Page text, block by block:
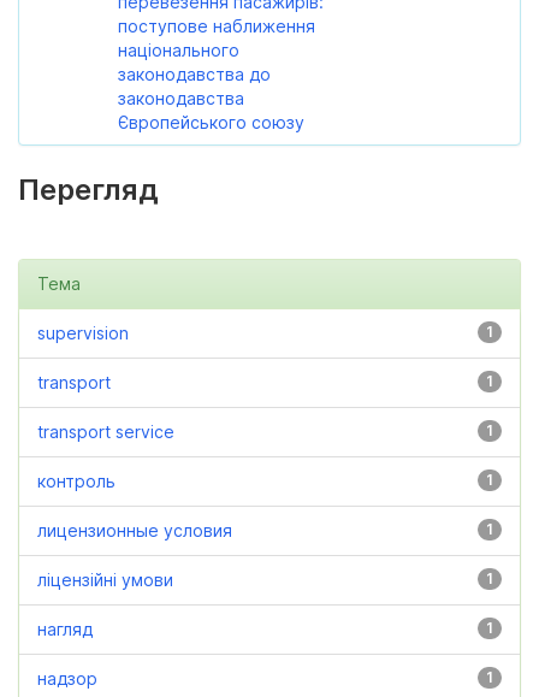
поступове наближення
національного
законодавства до
законодавства
Європейського союзу
Перегляд
Тема
1
supervision
1
transport
1
transport service
1
контроль
1
лицензионные условия
1
ліцензійні умови
1
нагляд
1
надзор